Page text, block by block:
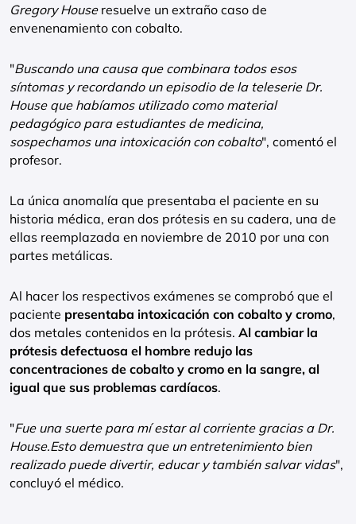
Gregory Houseresuelve un extraño caso de
envenenamiento con cobalto.
"Buscando una causa que combinara todos esos
síntomas y recordando un episodio de la teleserie Dr.
House que habíamos utilizado como material
pedagógico para estudiantes de medicina,
sospechamos una intoxicación con cobalto", comentó el
profesor.
La única anomalía que presentaba el paciente en su
historia médica, eran dos prótesis en su cadera, una de
ellas reemplazada en noviembre de 2010 por una con
partes metálicas.
Al hacer los respectivos exámenes se comprobó que el
paciente presentaba intoxicación con cobalto y cromo,
dos metales contenidos en la prótesis. Al cambiar la
prótesis defectuosa el hombre redujo las
concentraciones de cobalto y cromo en la sangre, al
igual que sus problemas cardíacos.
"Fue una suerte para mí estar al corriente gracias a Dr.
House.Esto demuestra que un entretenimiento bien
realizado puede divertir, educar y también salvar vidas",
concluyó el médico.